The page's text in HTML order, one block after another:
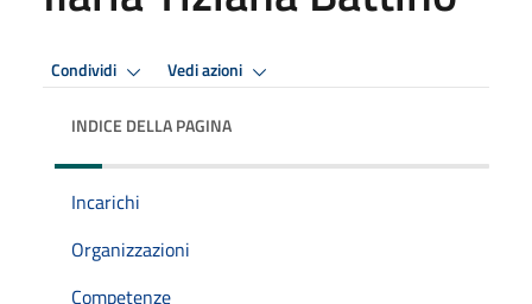
Condividi Vedi azioni
INDICE DELLA PAGINA
Incarichi
Organizzazioni
Competenze